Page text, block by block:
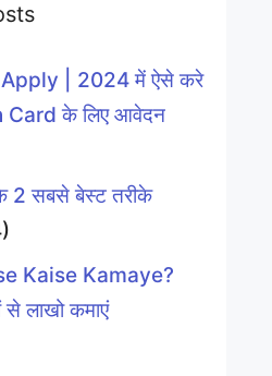
| 2024 में ऐसे करे
Card के लिए आवेदन
2 सबसे बेस्ट तरीके
Kaise Kamaye?
लाखो कमाएं